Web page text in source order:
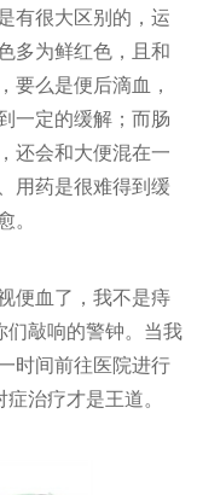
有很大区别的，运
多为鲜红色，且和
要么是便后滴血，
一定的缓解；而肠
还会和大便混在一
用药是很难得到缓
。
便血了，我不是痔
们敲响的警钟。当我
时间前往医院进行
治疗才是王道。